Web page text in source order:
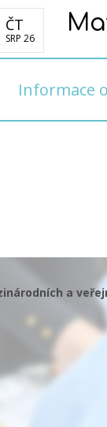
ČT
SRP 26
Informace
a